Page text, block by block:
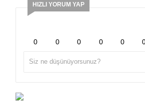
HIZLI YORUM YAP
0 0 0 0 0